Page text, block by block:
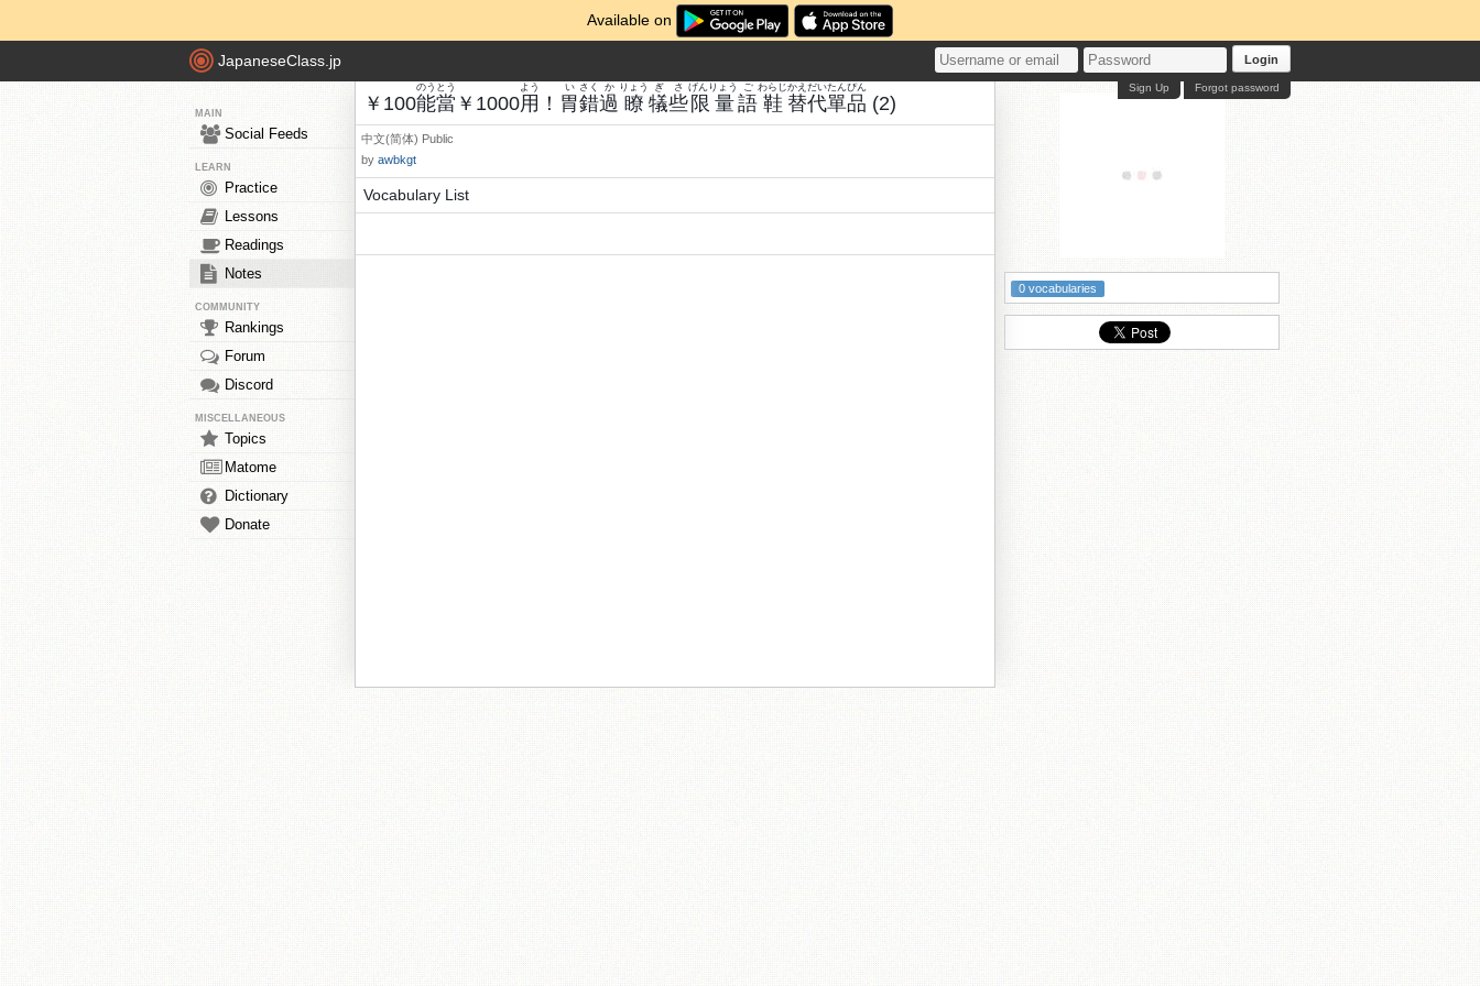
Available on
JapaneseClass.jp Login
Forgot password
Sign Up
MAIN
Social Feeds
LEARN
Practice
Lessons
Readings
Notes
COMMUNITY
Rankings
Forum
Discord
MISCELLANEOUS
Topics
Matome
Dictionary
Donate
￥100能
のう
當
とう
￥1000用
よう
！ 胃
い
錯
さく
過
か
瞭
りょう
犠
ぎ
些
さ
限量
げんりょう
語
ご
鞋
わらじ
替
かえ
代
だい
單品
たんぴん
(2)
中文(简体) Public
by awbkgt
Vocabulary List
0 vocabularies